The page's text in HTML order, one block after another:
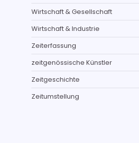
Wirtschaft & Gesellschaft
Wirtschaft & Industrie
Zeiterfassung
zeitgenössische Künstler
Zeitgeschichte
Zeitumstellung